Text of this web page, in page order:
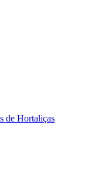
de Hortaliças